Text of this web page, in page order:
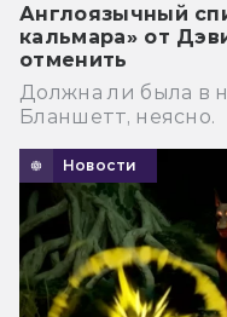
Англоязычный
кальмара» от
отменить
Должна ли была в
Бланшетт, неясно.
Новости